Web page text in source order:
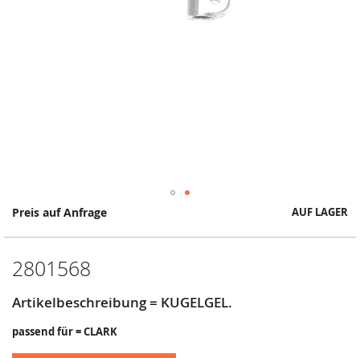
Preis auf Anfrage AUF LAGER
2801568
Artikelbeschreibung = KUGELGEL.
passend für = CLARK
Springe
Anfang
Bildergalerie